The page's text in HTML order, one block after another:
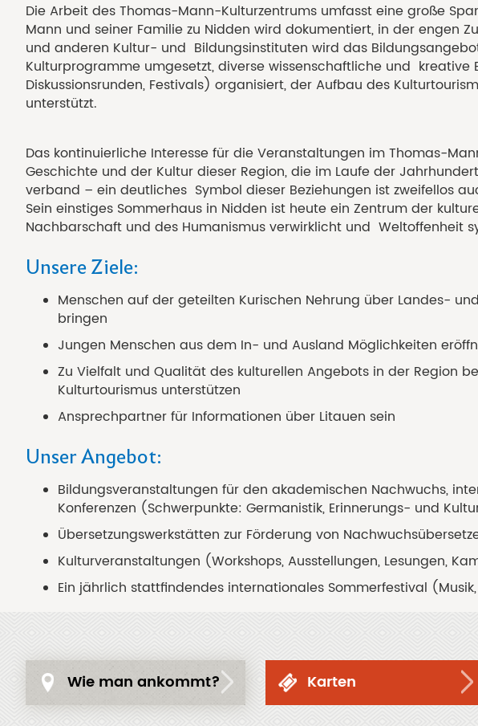
Die Arbeit des Thomas-Mann-Kulturzentrums umfasst eine große
Mann und seiner Familie zu Nidden wird dokumentiert, in der engen
und anderen Kultur- und Bildungsinstituten wird das
Kulturprogramme umgesetzt, diverse wissenschaftliche und kreative
Diskussionsrunden, Festivals) organisiert, der Aufbau des
unterstützt.
Das kontinuierliche Interesse für die Veranstaltungen im Thomas-
Geschichte und der Kultur dieser Region, die im Laufe der
verband – ein deutliches Symbol dieser Beziehungen ist zweifellos
Sein einstiges Sommerhaus in Nidden ist heute ein Zentrum der
Nachbarschaft und des Humanismus verwirklicht und Weltoffenheit
Unsere Ziele:
Menschen auf der geteilten Kurischen Nehrung über Landes-
bringen
Jungen Menschen aus dem In- und Ausland Möglichkeiten
Zu Vielfalt und Qualität des kulturellen Angebots in der Region
Kulturtourismus unterstützen
Ansprechpartner für Informationen über Litauen sein
Unser Angebot:
Bildungsveranstaltungen für den akademischen Nachwuchs,
Konferenzen (Schwerpunkte: Germanistik, Erinnerungs- und
Übersetzungswerkstätten zur Förderung von
Kulturveranstaltungen (Workshops, Ausstellungen, Lesungen,
Ein jährlich stattfindendes internationales Sommerfestival
Wie man ankommt? Karten